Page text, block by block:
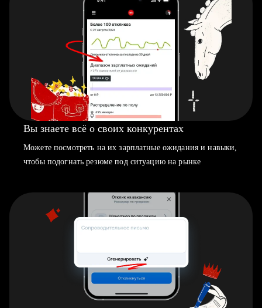
Вы знаете всё о своих конкурентах
Можете посмотреть на их зарплатные ожидания и навыки,
чтобы подогнать резюме под ситуацию на рынке